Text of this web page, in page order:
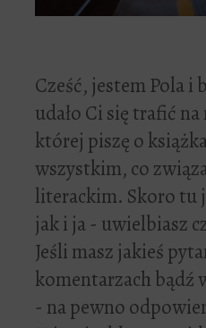
Cześć, jestem Pola i
udało Ci się trafić
której piszę o
wszystkim, co
literackim. Skoro tu
jak i ja - uwielbiasz
Jeśli masz jakieś
komentarzach bądź
- na pewno